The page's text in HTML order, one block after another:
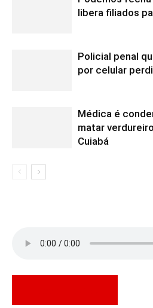
libera filiados
Policial penal
por celular
Médica é
matar
Cuiabá